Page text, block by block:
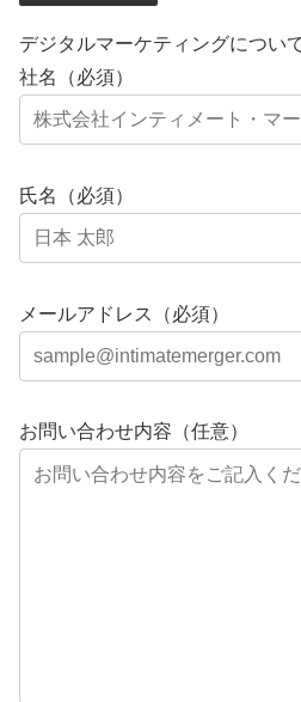
デジタルマーケティングについ
社名（必須）
氏名（必須）
メールアドレス（必須）
お問い合わせ内容（任意）